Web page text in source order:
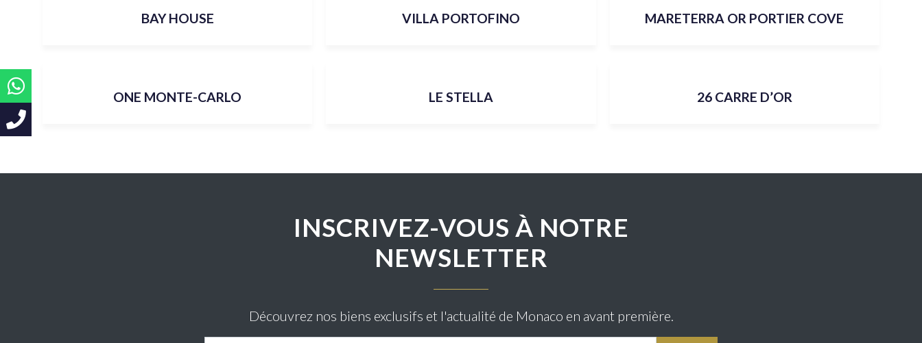
BAY HOUSE VILLA PORTOFINO MARETERRA OR PORTIER COVE
ONE MONTE-CARLO LE STELLA 26 CARRE D’OR
INSCRIVEZ-VOUS À NOTRE
NEWSLETTER
Découvrez nos biens exclusifs et l'actualité de Monaco en avant première.